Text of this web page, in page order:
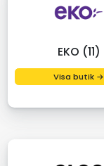
EKO (11)
Visa butik →